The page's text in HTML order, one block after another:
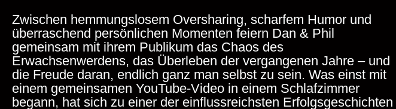
Zwischen hemmungslosem Oversharing, scharfem Humor und
überraschend persönlichen Momenten feiern Dan & Phil
gemeinsam mit ihrem Publikum das Chaos des
Erwachsenwerdens, das Überleben der vergangenen Jahre – und
die Freude daran, endlich ganz man selbst zu sein. Was einst mit
einem gemeinsamen YouTube-Video in einem Schlafzimmer
begann, hat sich zu einer der einflussreichsten Erfolgsgeschichten